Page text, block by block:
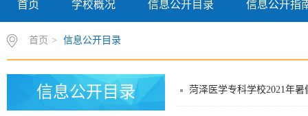
首页 学校概况 信息公开目录 信息公开指
首页 > 信息公开目录
信息公开目录 菏泽医学专科学校2021年暑